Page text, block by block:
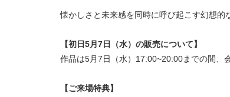
懐かしさと未来感を同時に呼び起こす幻想的
【初日5月7日（水）の販売について】
作品は5月7日（水）17:00~20:00までの間、
【ご来場特典】